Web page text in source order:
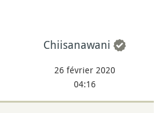
Chiisanawani
26 février 2020
04:16